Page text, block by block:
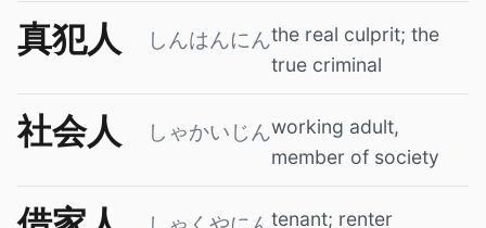
真犯人 しんはんにんthe real culprit; the
true criminal
社会人 しゃかいじんworking adult,
member of society
tenant; renter